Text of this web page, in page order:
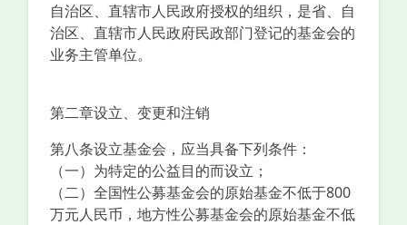
自治区、直辖市人民政府授权的组织，是省、自
治区、直辖市人民政府民政部门登记的基金会的
业务主管单位。
第二章设立、变更和注销
第八条设立基金会，应当具备下列条件：
（一）为特定的公益目的而设立；
（二）全国性公募基金会的原始基金不低于800
万元人民币，地方性公募基金会的原始基金不低